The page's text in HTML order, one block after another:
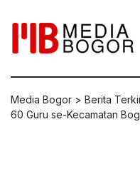
Media Bogor > Berita
60 Guru se-Kecamatan